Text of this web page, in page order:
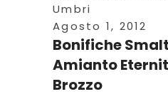
Umbri
Agosto 1, 2012
Bonifiche
Amianto
Brozzo